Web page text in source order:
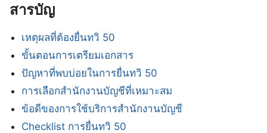
สารบัญ
เหตุผลที่ต้องยื่นทวิ 50
ขั้นตอนการเตรียมเอกสาร
ปัญหาที่พบบ่อยในการยื่นทวิ 50
การเลือกสำนักงานบัญชีที่เหมาะสม
ข้อดีของการใช้บริการสำนักงานบัญชี
Checklist การยื่นทวิ 50